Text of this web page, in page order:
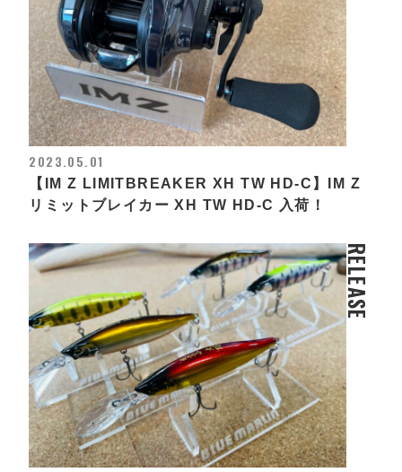
2023.05.01
【IM Z LIMITBREAKER XH TW HD-C】IM Z
リミットブレイカー XH TW HD-C 入荷！
RELEASE